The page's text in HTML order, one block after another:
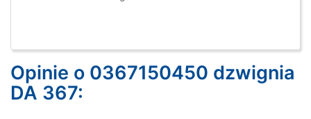
Opinie o 0367150450 dzwignia
DA 367: